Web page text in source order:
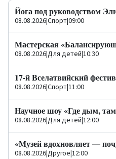
Йога под руководством
08.08.2026|Спорт|09:00
Мастерская
08.08.2026|Для детей|10:30
17-й Вселатвийский
08.08.2026|Спорт|11:00
Научное шоу «Где дым,
08.08.2026|Для детей|12:00
«Музей вдохновляет —
08.08.2026|Другое|12:00